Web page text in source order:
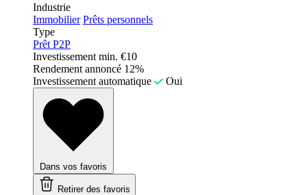
Industrie
Immobilier Prêts personnels
Type
Prêt P2P
Investissement min. €10
Rendement annoncé 12%
Investissement automatique
Oui
Dans vos favoris
Retirer des favoris